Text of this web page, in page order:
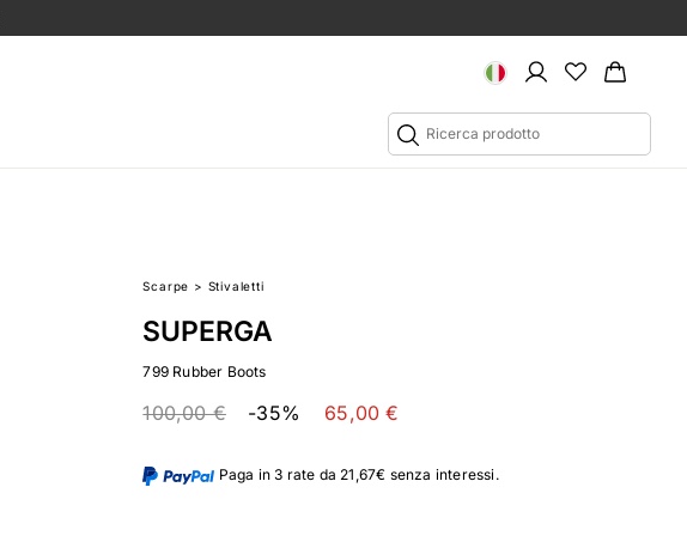
Scarpe > Stivaletti
SUPERGA
799 Rubber Boots
100,00 € -35% 65,00 €
Paga in 3 rate da 21,67€ senza interessi.